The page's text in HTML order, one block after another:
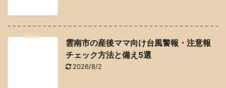
雲南市の産後ママ向け台風警報・注意報
チェック方法と備え5選
2026/8/2